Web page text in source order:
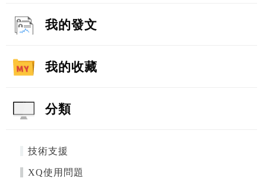
我的發文
我的收藏
分類
技術支援
XQ使用問題